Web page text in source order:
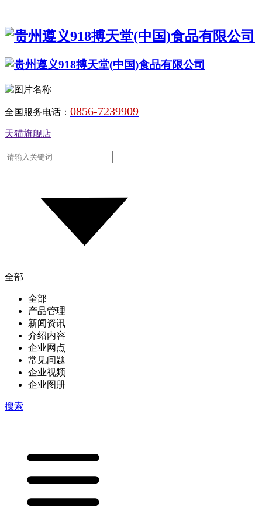
全国服务电话： 0856-7239909
天猫旗舰店
全部
全部
产品管理
新闻资讯
介绍内容
企业网点
常见问题
企业视频
企业图册
搜索